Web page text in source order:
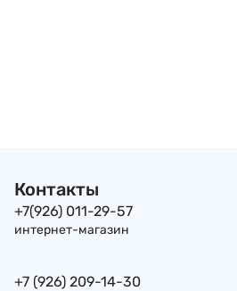
Контакты
+7(926) 011-29-57
интернет-магазин
+7 (926) 209-14-30